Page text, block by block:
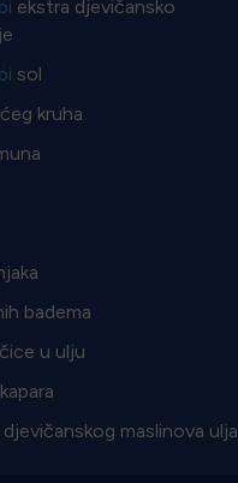
ekstra djevičansko
sol
kruha
badema
u ulju
maslinova ulja